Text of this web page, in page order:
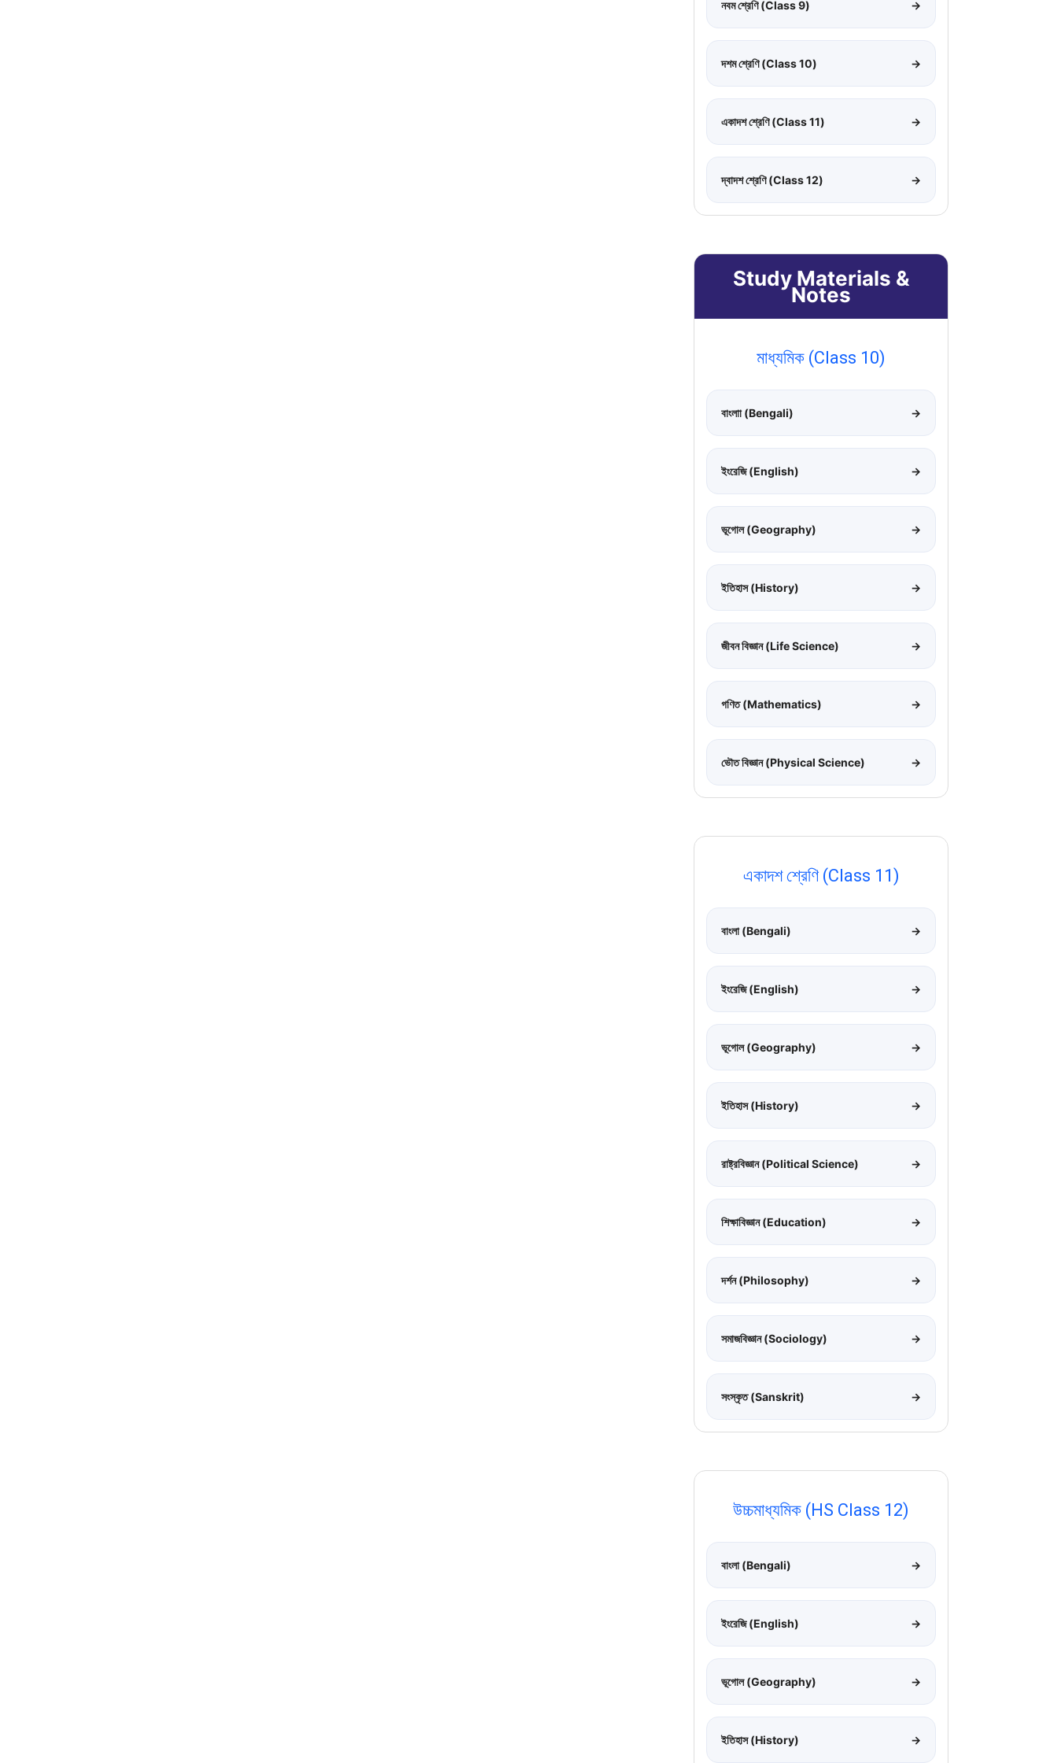
নবম শ্রেণি (Class 9) →
দশম শ্রেণি (Class 10) →
একাদশ শ্রেণি (Class 11) →
দ্বাদশ শ্রেণি (Class 12) →
Study Materials &
Notes
মাধ্যমিক (Class 10)
বাংলাা (Bengali) →
ইংরেজি (English) →
ভূগোল (Geography) →
ইতিহাস (History) →
জীবন বিজ্ঞান (Life Science) →
গণিত (Mathematics) →
ভৌত বিজ্ঞান (Physical Science) →
একাদশ শ্রেণি (Class 11)
বাংলা (Bengali) →
ইংরেজি (English) →
ভূগোল (Geography) →
ইতিহাস (History) →
রাষ্ট্রবিজ্ঞান (Political Science) →
শিক্ষাবিজ্ঞান (Education) →
দর্শন (Philosophy) →
সমাজবিজ্ঞান (Sociology) →
সংস্কৃত (Sanskrit) →
উচ্চমাধ্যমিক (HS Class 12)
বাংলা (Bengali) →
ইংরেজি (English) →
ভূগোল (Geography) →
ইতিহাস (History) →